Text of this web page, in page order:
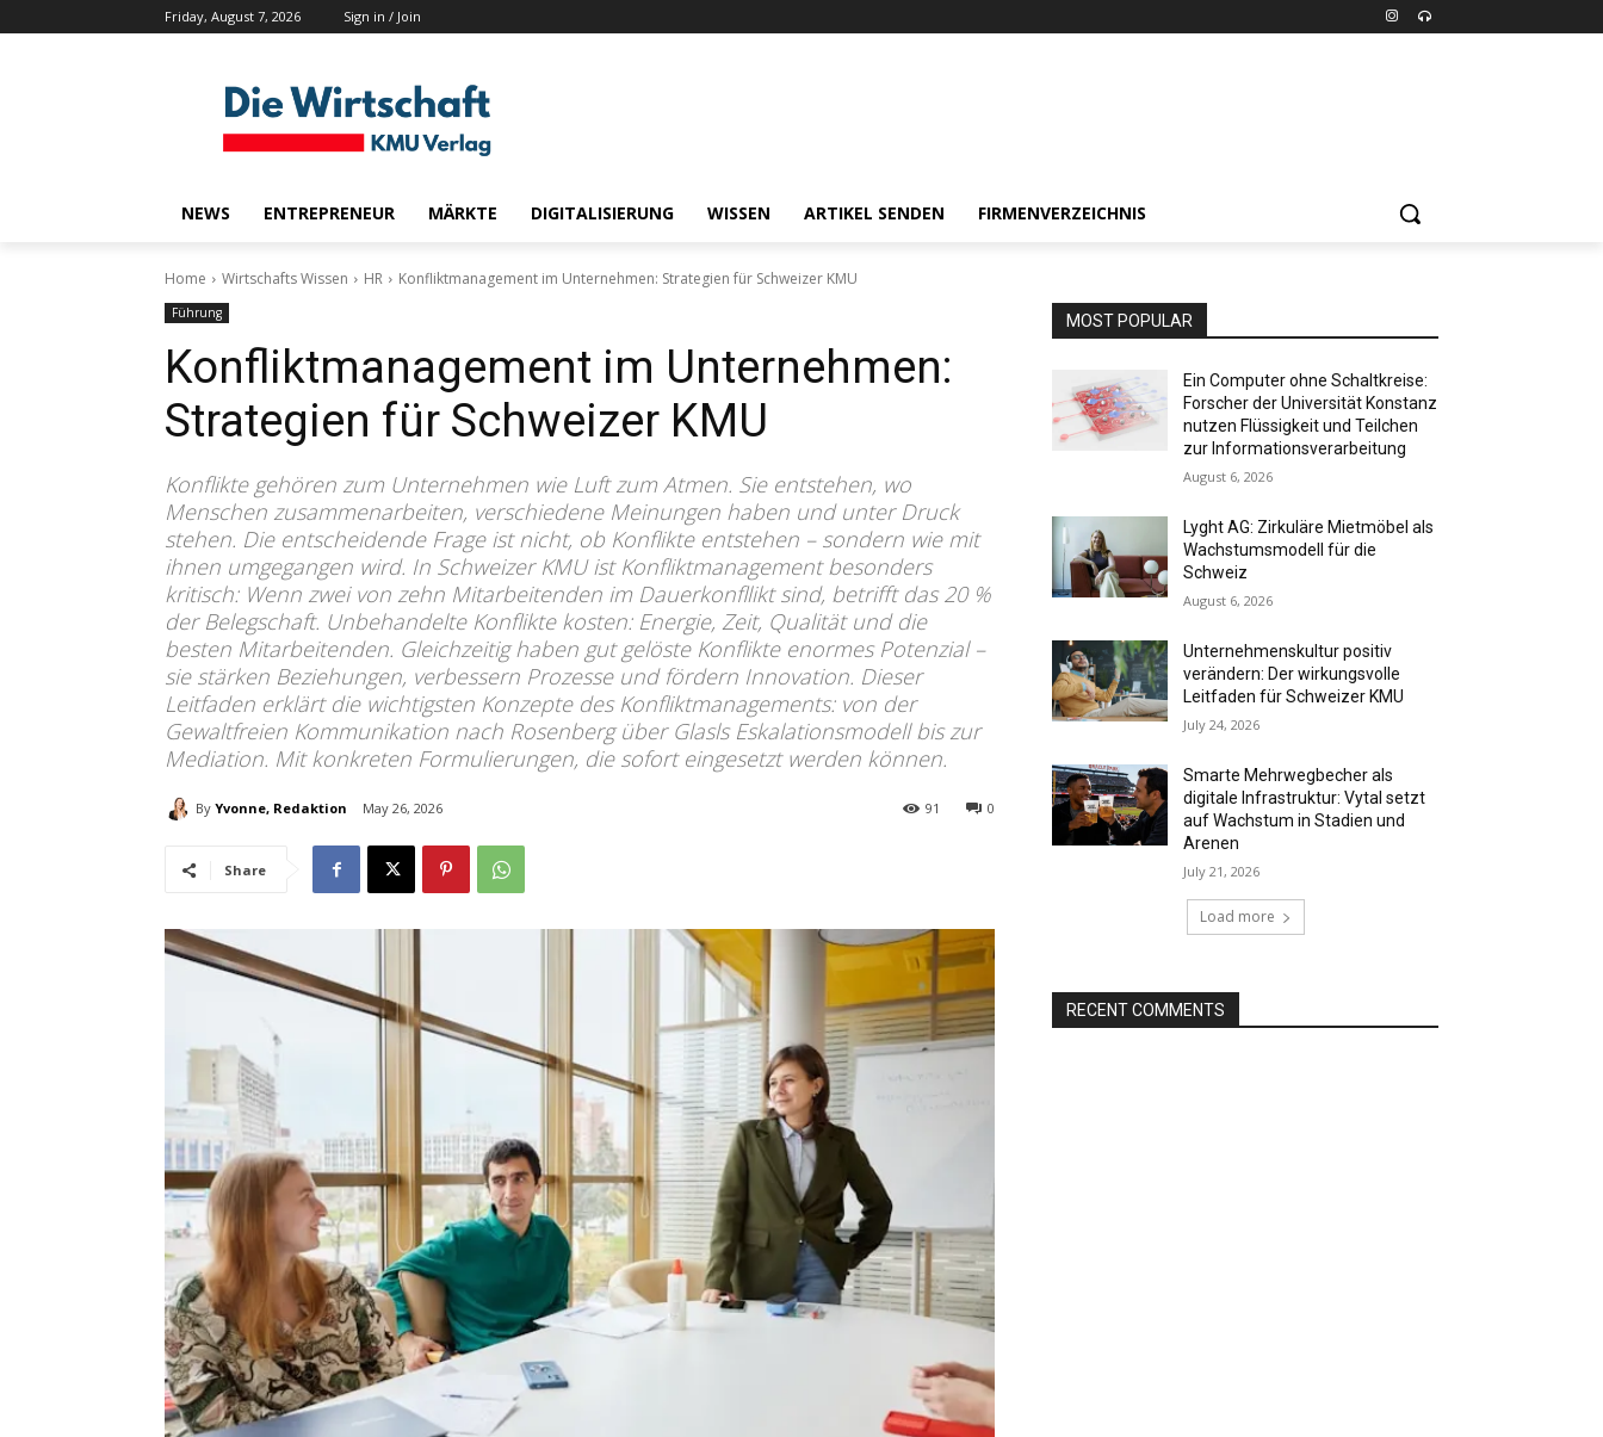
Friday, August 7, 2026 Sign in / Join
NEWS ENTREPRENEUR MÄRKTE DIGITALISIERUNG WISSEN ARTIKEL SENDEN FIRMENVERZEICHNIS
Home Wirtschafts Wissen HR Konfliktmanagement im Unternehmen: Strategien für Schweizer KMU
Führung
Konfliktmanagement im Unternehmen:
Strategien für Schweizer KMU
Konflikte gehören zum Unternehmen wie Luft zum Atmen. Sie entstehen, wo
Menschen zusammenarbeiten, verschiedene Meinungen haben und unter Druck
stehen. Die entscheidende Frage ist nicht, ob Konflikte entstehen – sondern wie mit
ihnen umgegangen wird. In Schweizer KMU ist Konfliktmanagement besonders
kritisch: Wenn zwei von zehn Mitarbeitenden im Dauerkonfllikt sind, betrifft das 20 %
der Belegschaft. Unbehandelte Konflikte kosten: Energie, Zeit, Qualität und die
besten Mitarbeitenden. Gleichzeitig haben gut gelöste Konflikte enormes Potenzial –
sie stärken Beziehungen, verbessern Prozesse und fördern Innovation. Dieser
Leitfaden erklärt die wichtigsten Konzepte des Konfliktmanagements: von der
Gewaltfreien Kommunikation nach Rosenberg über Glasls Eskalationsmodell bis zur
Mediation. Mit konkreten Formulierungen, die sofort eingesetzt werden können.
By Yvonne, Redaktion May 26, 2026 0
91
Share
MOST POPULAR
Ein Computer ohne Schaltkreise:
Forscher der Universität Konstanz
nutzen Flüssigkeit und Teilchen
zur Informationsverarbeitung
August 6, 2026
Lyght AG: Zirkuläre Mietmöbel als
Wachstumsmodell für die
Schweiz
August 6, 2026
Unternehmenskultur positiv
verändern: Der wirkungsvolle
Leitfaden für Schweizer KMU
July 24, 2026
Smarte Mehrwegbecher als
digitale Infrastruktur: Vytal setzt
auf Wachstum in Stadien und
Arenen
July 21, 2026
Load more
RECENT COMMENTS